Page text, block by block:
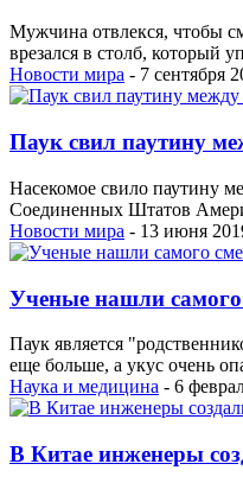
Мужчина отвлекся, чтобы
врезался в столб, который
Новости мира - 7 сентября
Паук свил паутину
Насекомое свило паутину
Соединенных Штатов
Новости мира - 13 июня
Ученые нашли самого
Паук является
еще больше, а укус очень
Наука и медицина - 6
В Китае инженеры